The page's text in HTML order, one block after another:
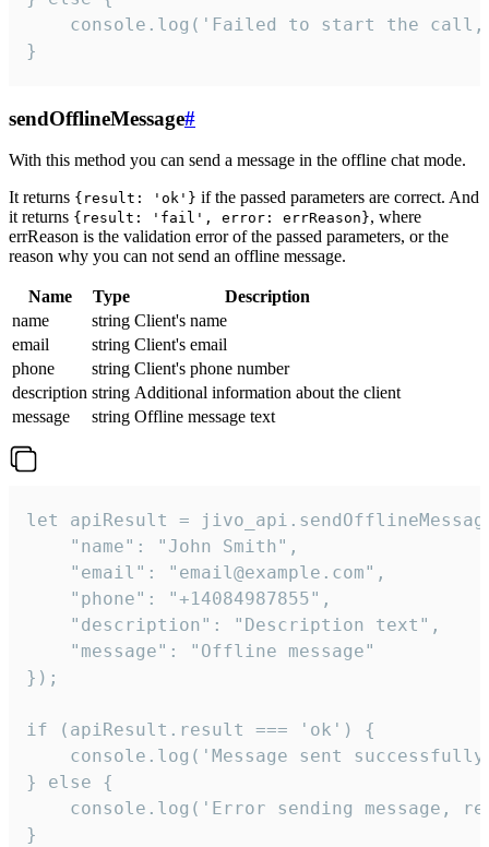
console.log('Failed to start the
}
sendOfflineMessage#
With this method you can send a message in the offline chat mode.
It returns {result: 'ok'} if the passed parameters are correct. And
it returns {result: 'fail', error: errReason}, where
errReason is the validation error of the passed parameters, or the
reason why you can not send an offline message.
Name Type
Description
name
string Client's name
email
string Client's email
phone
string Client's phone number
description string Additional information about the client
message
string Offline message text
let apiResult =
    "name": "John Smith",
    "email": "email@example.com",
    "phone": "+14084987855",
    "description": "Description text",
    "message": "Offline message"
});
if (apiResult.result === 'ok') {
console.log('Message sent
} else {
console.log('Error sending message,
}